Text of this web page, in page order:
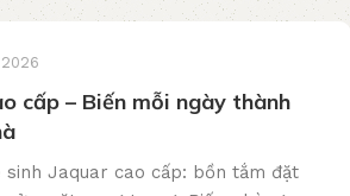
cấp – Biến mỗi ngày thành
Jaquar cao cấp: bồn tắm đặt